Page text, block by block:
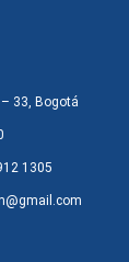
33, Bogotá
1305